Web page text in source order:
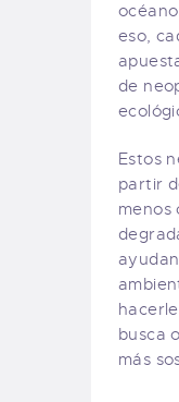
eso,
de
Estos
partir
menos
busca
más